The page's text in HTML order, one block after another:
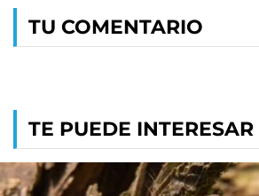
TU COMENTARIO
TE PUEDE INTERESAR